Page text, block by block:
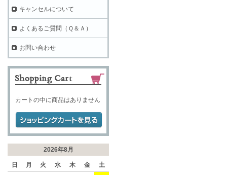
キャンセルについて
よくあるご質問（Ｑ＆Ａ）
お問い合わせ
カートの中に商品はありません
2026年8月
日 月 火 水 木 金
土